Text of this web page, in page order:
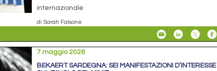
internazionale
di Sarah Falsone
7 maggio 2026
BEKAERT SARDEGNA: SEI MANIFESTAZIONI D’INTERESSE